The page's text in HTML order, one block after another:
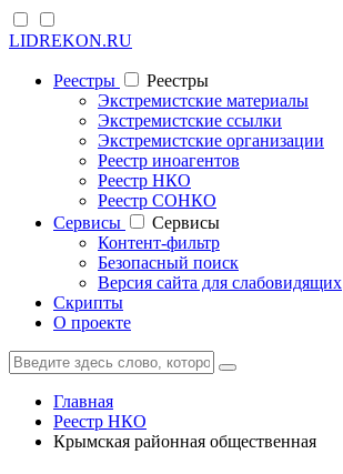
LIDREKON.RU
Реестры
Реестры
Экстремистские материалы
Экстремистские ссылки
Экстремистские организации
Реестр иноагентов
Реестр НКО
Реестр СОНКО
Cервисы
Cервисы
Контент-фильтр
Безопасный поиск
Версия сайта для слабовидящих
Скрипты
О проекте
Главная
Реестр НКО
Крымская районная общественная